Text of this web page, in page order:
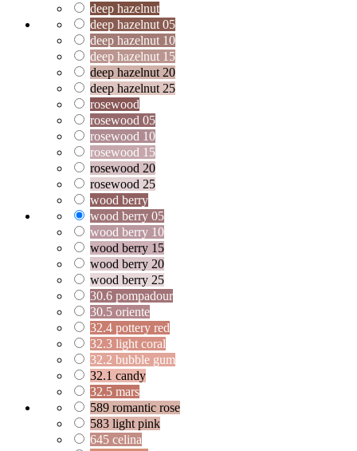
deep hazelnut
deep hazelnut 05
deep hazelnut 10
deep hazelnut 15
deep hazelnut 20
deep hazelnut 25
rosewood
rosewood 05
rosewood 10
rosewood 15
rosewood 20
rosewood 25
wood berry
wood berry 05
wood berry 10
wood berry 15
wood berry 20
wood berry 25
30.6 pompadour
30.5 oriente
32.4 pottery red
32.3 light coral
32.2 bubble gum
32.1 candy
32.5 mars
589 romantic rose
583 light pink
645 celina